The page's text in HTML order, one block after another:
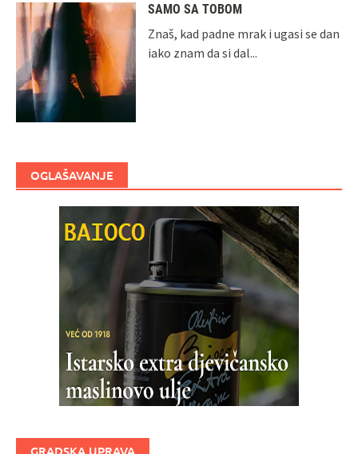
SAMO SA TOBOM
Znaš, kad padne mrak i ugasi se dan
iako znam da si dal...
OGLAŠAVANJE